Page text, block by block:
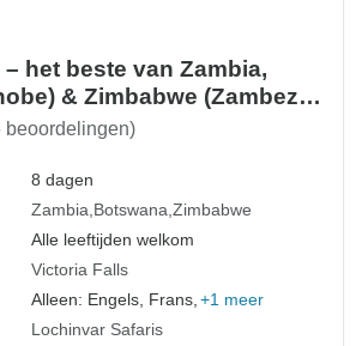
het beste van Zambia,
& Zimbabwe (Zambezi)
beoordelingen)
8 dagen
Zambia Botswana Zimbabwe
Alle leeftijden welkom
Victoria Falls
Alleen: Engels, Frans, +1 meer
Lochinvar Safaris